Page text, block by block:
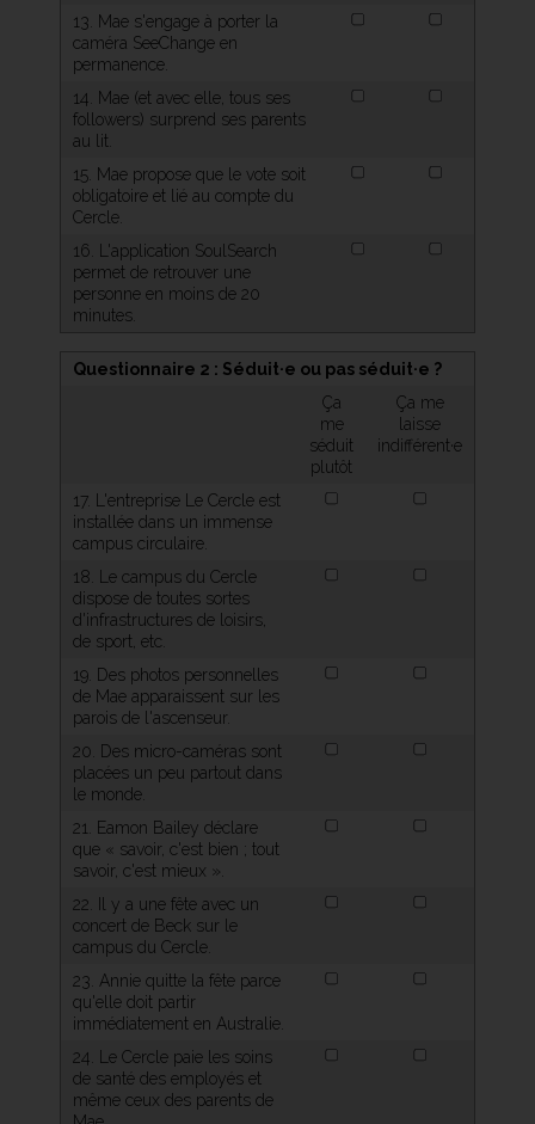
13. Mae s'engage à porter la
caméra SeeChange en
permanence.
14. Mae (et avec elle, tous ses
followers) surprend ses parents
au lit.
15. Mae propose que le vote soit
obligatoire et lié au compte du
Cercle.
16. L'application SoulSearch
permet de retrouver une
personne en moins de 20
minutes.
Questionnaire 2 : Séduit·e ou pas séduit·e ?
Ça
me
séduit
plutôt
Ça me
laisse
indifférent·e
17. L'entreprise Le Cercle est
installée dans un immense
campus circulaire.
18. Le campus du Cercle
dispose de toutes sortes
d'infrastructures de loisirs,
de sport, etc.
19. Des photos personnelles
de Mae apparaissent sur les
parois de l'ascenseur.
20. Des micro-caméras sont
placées un peu partout dans
le monde.
21. Eamon Bailey déclare
que « savoir, c'est bien ; tout
savoir, c'est mieux ».
22. Il y a une fête avec un
concert de Beck sur le
campus du Cercle.
23. Annie quitte la fête parce
qu'elle doit partir
immédiatement en Australie.
24. Le Cercle paie les soins
de santé des employés et
même ceux des parents de